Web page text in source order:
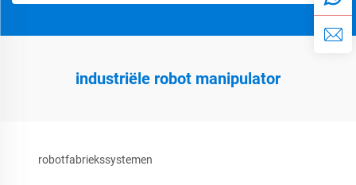
industriële robot manipulator
robotfabriekssystemen